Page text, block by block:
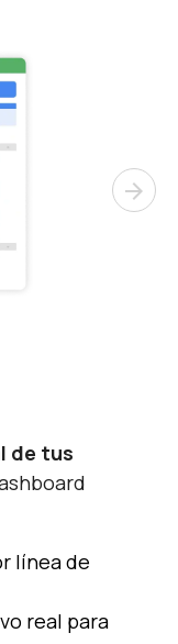
arrow_forward
de tus
línea de
real para